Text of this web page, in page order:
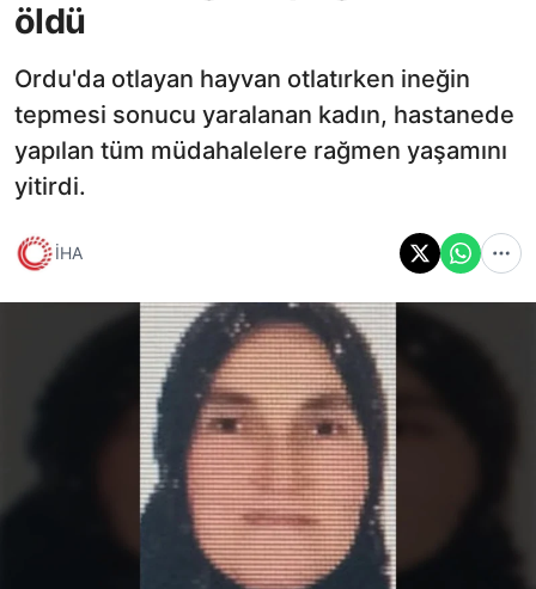
öldü
Ordu'da otlayan hayvan otlatırken ineğin
tepmesi sonucu yaralanan kadın, hastanede
yapılan tüm müdahalelere rağmen yaşamını
yitirdi.
İHA